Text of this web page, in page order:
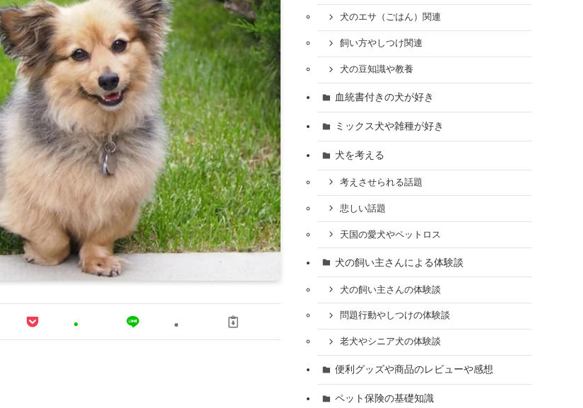
犬のエサ（ごはん）関連
飼い方やしつけ関連
犬の豆知識や教養
血統書付きの犬が好き
ミックス犬や雑種が好き
犬を考える
考えさせられる話題
悲しい話題
天国の愛犬やペットロス
犬の飼い主さんによる体験談
犬の飼い主さんの体験談
問題行動やしつけの体験談
老犬やシニア犬の体験談
便利グッズや商品のレビューや感想
ペット保険の基礎知識